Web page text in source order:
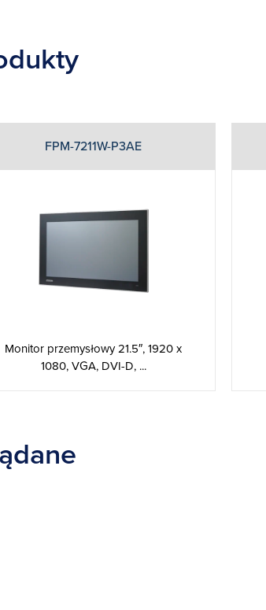
FPM-7211W-P3AE
Monitor przemysłowy 21.5″, 1920 x
1080, VGA, DVI-D, ...